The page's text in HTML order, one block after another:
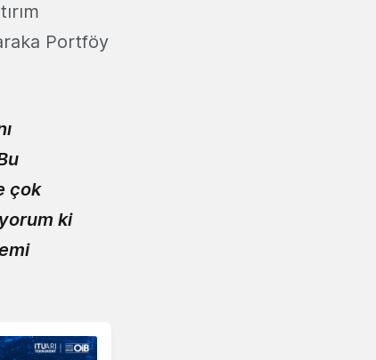
Portföy
çok
ki